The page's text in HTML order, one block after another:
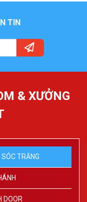
TIN
& XƯỞNG
TRĂNG
DOOR